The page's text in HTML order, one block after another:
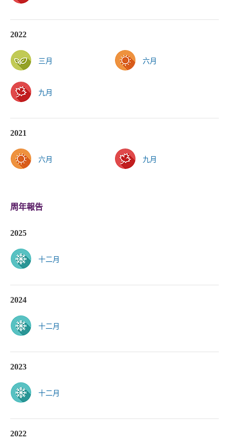
2022
三月 六月
九月
2021
六月 九月
周年報告
2025
十二月
2024
十二月
2023
十二月
2022